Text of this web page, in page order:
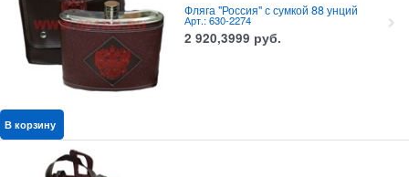
Фляга "Россия" с сумкой 88 унций
Арт.: 630-2274
2 920,3999 руб.
В корзину